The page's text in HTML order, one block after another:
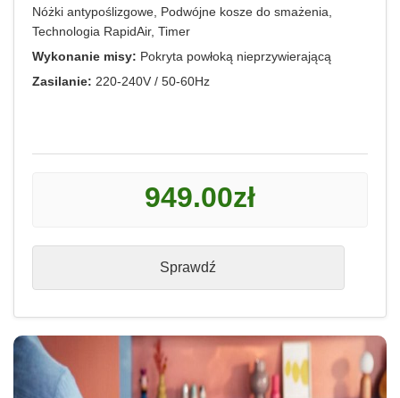
Nóżki antypoślizgowe, Podwójne kosze do smażenia,
Technologia RapidAir, Timer
Wykonanie misy: Pokryta powłoką nieprzywierającą
Zasilanie: 220-240V / 50-60Hz
949.00zł
Sprawdź